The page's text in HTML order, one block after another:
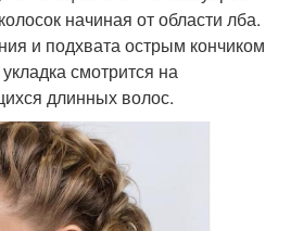
начиная от области лба.
и подхвата острым кончиком
смотрится на
длинных волос.